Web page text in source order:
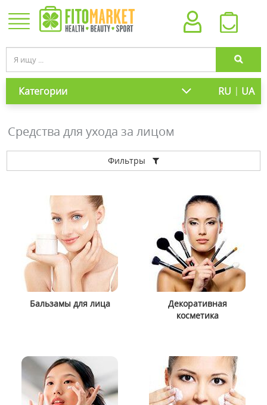
Категории RU | UA
Средства для ухода за лицом
Фильтры
Бальзамы для лица
Декоративная
косметика